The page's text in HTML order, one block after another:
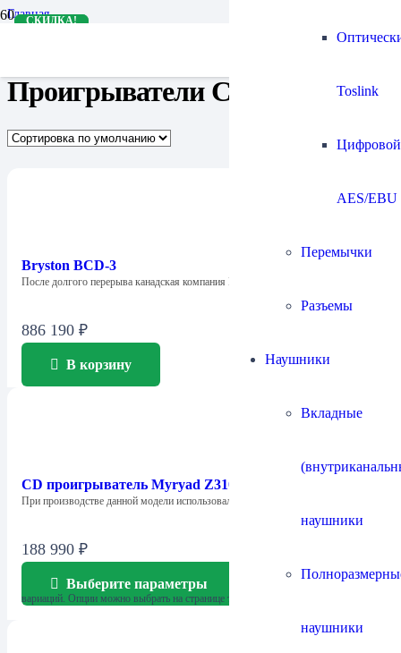
Toslink
Цифровой
AES/EBU
Перемычки
Разъемы
Наушники
Вкладные
наушники
наушники
Главная
Проигрыватели СD
Bryston BCD-3
После долгого перерыва канадская компания Bryston…
886 190 ₽
В корзину
CD проигрыватель Myryad Z310
При производстве данной модели использовались лучшие…
188 990 ₽
Выберите параметры
Этот товар имеет несколько
вариаций. Опции можно выбрать на странице товара.
СКИДКА!
СКИДКА!